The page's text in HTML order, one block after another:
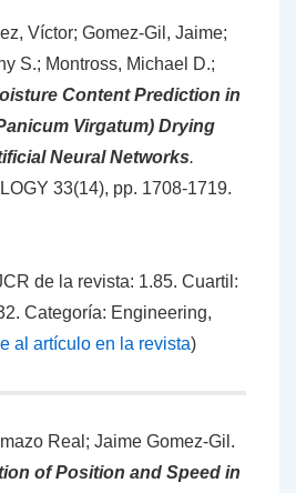
Víctor; Gomez-Gil, Jaime;
S.; Montross, Michael D.;
Content Prediction in
Virgatum) Drying
Neural Networks.
33(14), pp. 1708-1719.
de la revista: 1.85. Cuartil:
Categoría: Engineering,
al artículo en la revista)
Real; Jaime Gomez-Gil.
of Position and Speed in